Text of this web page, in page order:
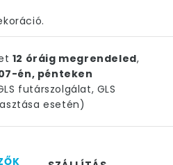
12 óráig megrendeled,
én, pénteken
futárszolgálat, GLS
esetén)